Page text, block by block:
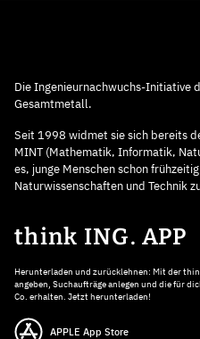
Die Ingenieurnachwuchs-Initiative
Gesamtmetall.
Seit 1998 widmet sie sich bereits
MINT (Mathematik, Informatik,
es, junge Menschen schon
Naturwissenschaften und Technik
think ING. APP
Herunterladen und zurücklehnen: Mit der
angeben, Suchaufträge anlegen und die für
Co. erhalten. Jetzt herunterladen!
APPLE App Store